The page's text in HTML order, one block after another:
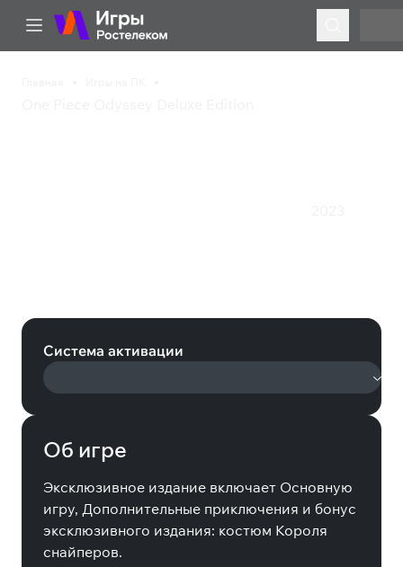
Система активации
Об игре
Эксклюзивное издание включает Основную
игру, Дополнительные приключения и бонус
эксклюзивного издания: костюм Короля
снайперов.